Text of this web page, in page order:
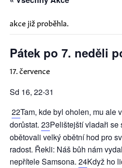
akce již proběhla.
Pátek po 7. neděli
17. července
Sd 16, 22-31
22Tam, kde byl oholen, mu ale
dorůstat. 23Pelištejští vladaři se
obětovali velký obětní hod pro
radost. Řekli: Náš bůh nám
nepřítele Samsona. 24Když ho